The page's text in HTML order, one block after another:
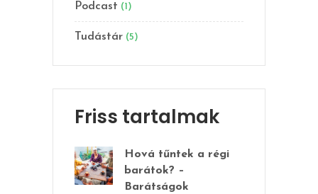
Podcast (1)
Tudástár (5)
Friss tartalmak
Hová tűntek a régi
barátok? –
Barátságok